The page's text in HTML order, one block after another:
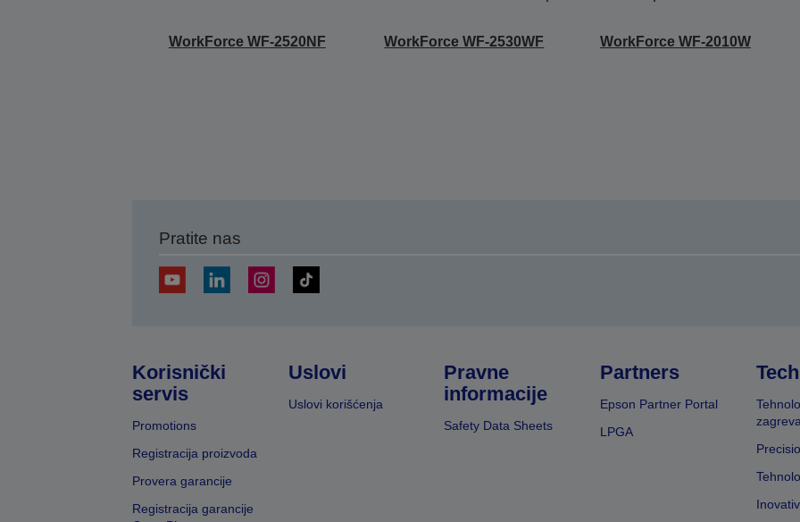
WorkForce WF-2520NF WorkForce WF-2530WF WorkForce WF-2010W
Pratite nas
Korisnički
servis
Promotions
Registracija proizvoda
Provera garancije
Registracija garancije
Uslovi
Uslovi korišćenja
Pravne
informacije
Safety Data Sheets
Partners
Epson Partner Portal
LPGA